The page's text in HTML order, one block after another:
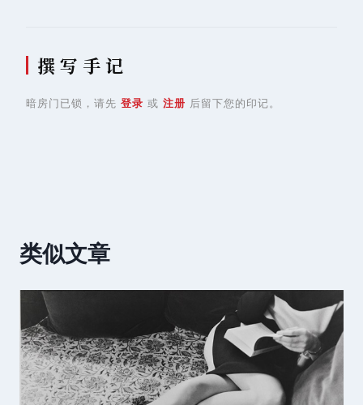
撰 写 手 记
暗房门已锁，请先 登录 或 注册 后留下您的印记。
类似文章